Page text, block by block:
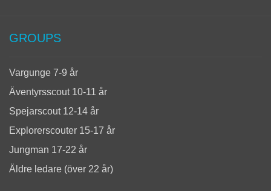
GROUPS
Vargunge 7-9 år
Äventyrsscout 10-11 år
Spejarscout 12-14 år
Explorerscouter 15-17 år
Jungman 17-22 år
Äldre ledare (över 22 år)